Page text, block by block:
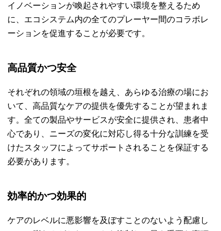
イノベーションが喚起されやすい環境を整えるため
に、エコシステム内の全てのプレーヤー間のコラボレ
ーションを促進することが必要です。
高品質かつ安全
それぞれの領域の垣根を越え、あらゆる治療の場にお
いて、高品質なケアの提供を優先することが望まれま
す。全ての製品やサービスが安全に提供され、患者中
心であり、ニーズの変化に対応し得る十分な訓練を受
けたスタッフによってサポートされることを保証する
必要があります。
効率的かつ効果的
ケアのレベルに悪影響を及ぼすことのないよう配慮し